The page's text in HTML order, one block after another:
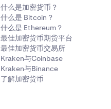
什么是加密货币？
什么是 Bitcoin？
什么是 Ethereum？
最佳加密货币期货平台
最佳加密货币交易所
Kraken与Coinbase
Kraken与Binance
了解加密货币